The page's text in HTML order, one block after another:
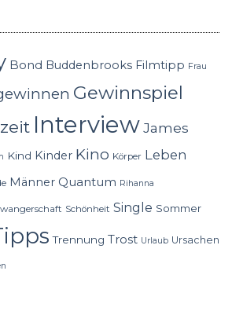
Bond Buddenbrooks Filmtipp Frau
Gewinnspiel
InterviewJames
Kind Kinder Kino Körper Leben
Männer Quantum Rihanna
Schönheit Single Sommer
Trennung Trost Urlaub Ursachen